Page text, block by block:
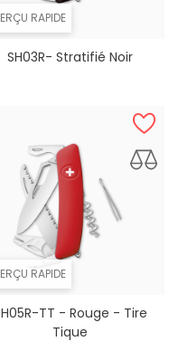
RAPIDE
SH03R- Stratifié Noir
RAPIDE
TT - Rouge - Tire
Tique